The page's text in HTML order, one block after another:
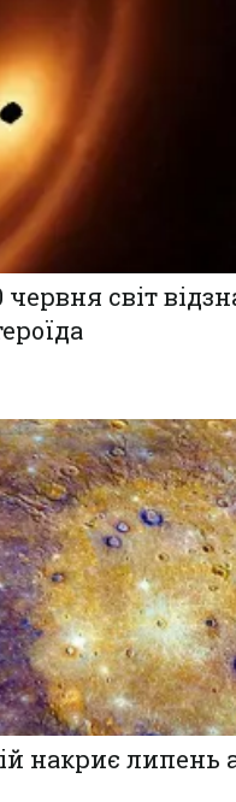
світ
накриє липень